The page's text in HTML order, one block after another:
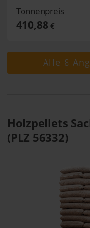
Tonnenpreis
410,88 €
Alle 8
Holzpellets
(PLZ 56332)